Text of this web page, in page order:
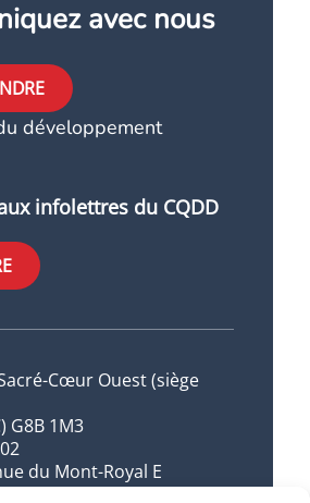
avec nous
développement
infolettres du CQDD
Cœur Ouest (siège
G8B 1M3
du Mont-Royal E
H2J 1X2